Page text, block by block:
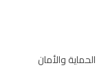
والأمان